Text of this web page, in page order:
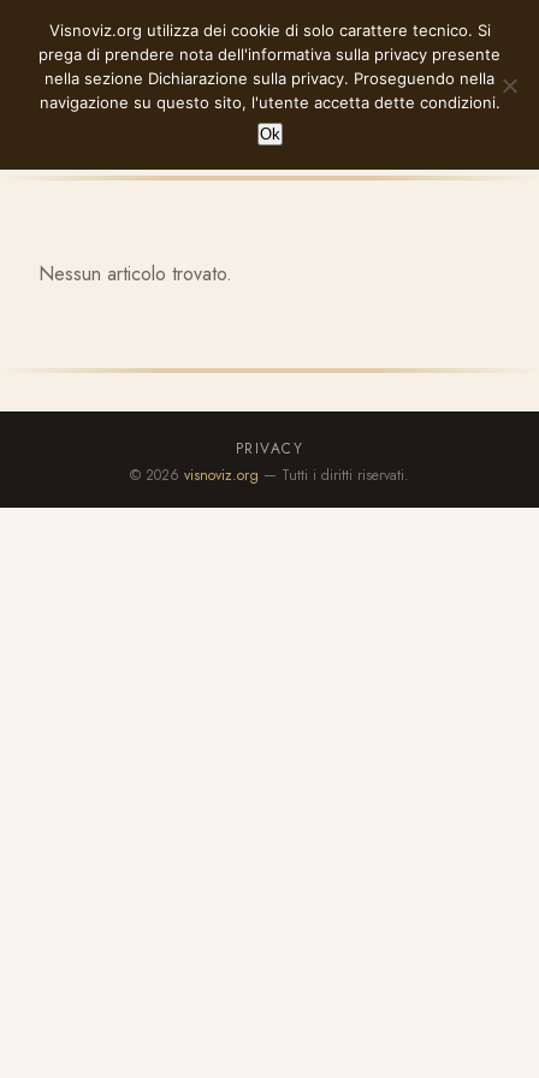
contenuto
VISNOVIZ.ORG
Nessun articolo trovato.
PRIVACY
© 2026 visnoviz.org — Tutti i diritti riservati.
Visnoviz.org utilizza dei cookie di solo carattere tecnico. Si
prega di prendere nota dell'informativa sulla privacy presente
nella sezione Dichiarazione sulla privacy. Proseguendo nella
navigazione su questo sito, l'utente accetta dette condizioni.
Ok